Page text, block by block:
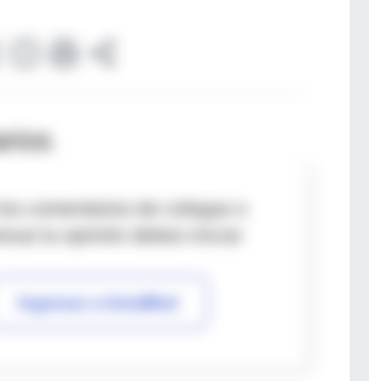
comentarios de colegas o
Ingresar a IntraMed